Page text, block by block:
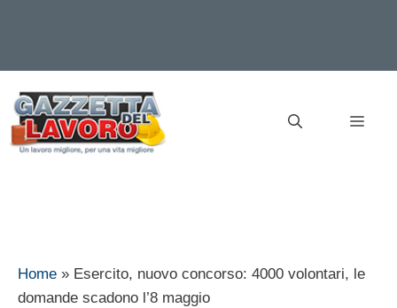
contenuto
Home » Esercito, nuovo concorso: 4000 volontari, le
domande scadono l’8 maggio